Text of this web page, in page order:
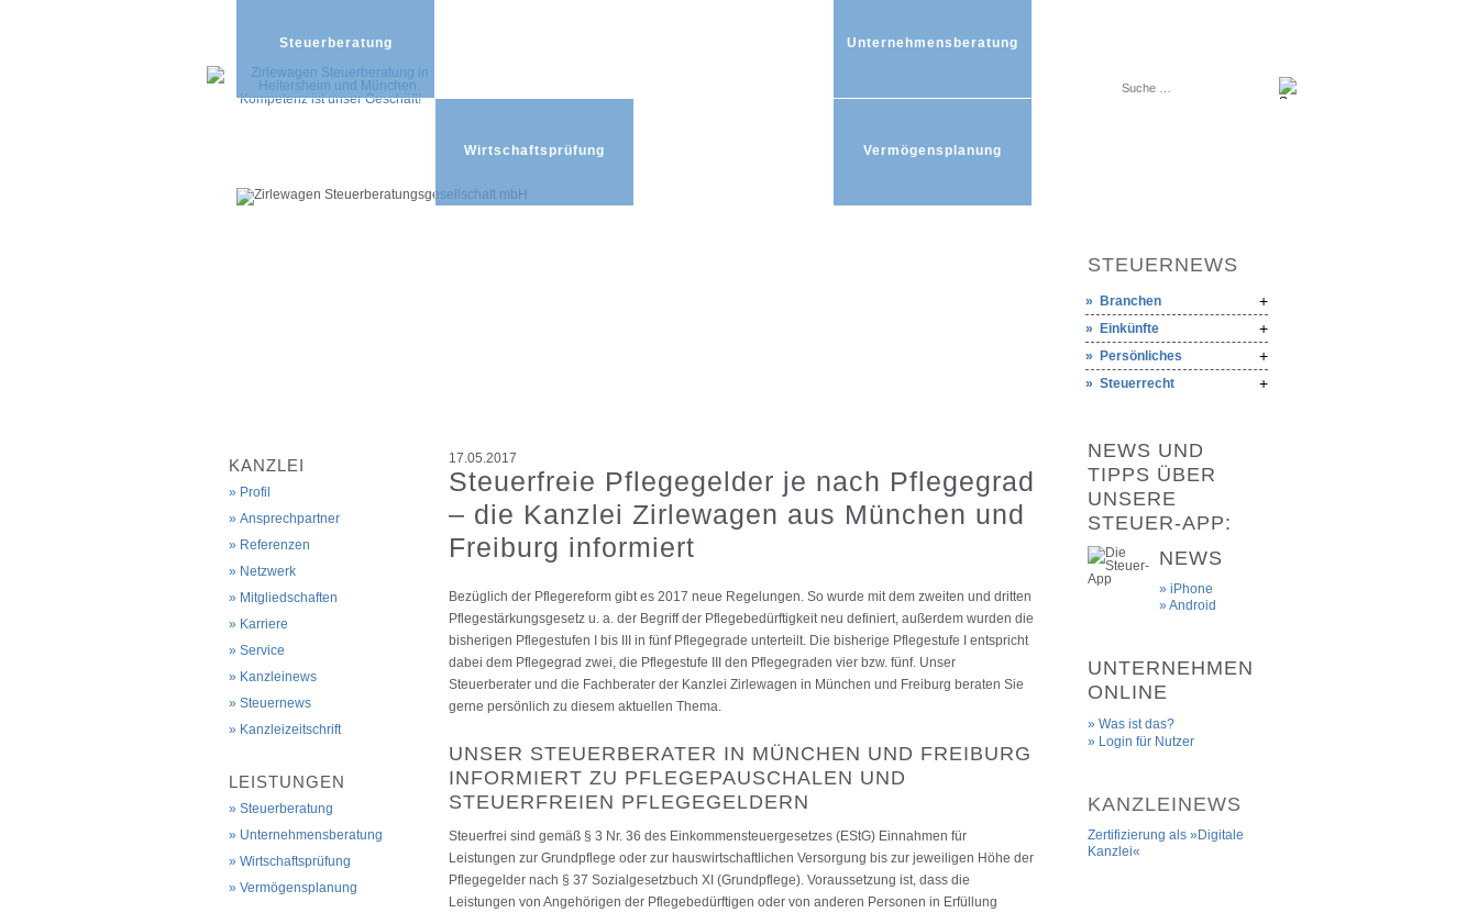
Steuerberatung Unternehmensberatung
Wirtschaftsprüfung Vermögensplanung
KANZLEI
Profil
Ansprechpartner
Referenzen
Netzwerk
Mitgliedschaften
Karriere
Service
Kanzleinews
Steuernews
Kanzleizeitschrift
LEISTUNGEN
Steuerberatung
Unternehmensberatung
Wirtschaftsprüfung
Vermögensplanung
17.05.2017
Steuerfreie Pflegegelder je nach Pflegegrad
– die Kanzlei Zirlewagen aus München und
Freiburg informiert
Bezüglich der Pflegereform gibt es 2017 neue Regelungen. So wurde mit dem zweiten und dritten
Pflegestärkungsgesetz u. a. der Begriff der Pflegebedürftigkeit neu definiert, außerdem wurden die
bisherigen Pflegestufen I bis III in fünf Pflegegrade unterteilt. Die bisherige Pflegestufe I entspricht
dabei dem Pflegegrad zwei, die Pflegestufe III den Pflegegraden vier bzw. fünf. Unser
Steuerberater und die Fachberater der Kanzlei Zirlewagen in München und Freiburg beraten Sie
gerne persönlich zu diesem aktuellen Thema.
UNSER STEUERBERATER IN MÜNCHEN UND FREIBURG
INFORMIERT ZU PFLEGEPAUSCHALEN UND
STEUERFREIEN PFLEGEGELDERN
Steuerfrei sind gemäß § 3 Nr. 36 des Einkommensteuergesetzes (EStG) Einnahmen für
Leistungen zur Grundpflege oder zur hauswirtschaftlichen Versorgung bis zur jeweiligen Höhe der
Pflegegelder nach § 37 Sozialgesetzbuch XI (Grundpflege). Voraussetzung ist, dass die
Leistungen von Angehörigen der Pflegebedürftigen oder von anderen Personen in Erfüllung
STEUERNEWS
Branchen
Einkünfte
Persönliches
Steuerrecht
NEWS UND
TIPPS ÜBER
UNSERE
STEUER-APP:
NEWS
» iPhone
» Android
UNTERNEHMEN
ONLINE
Was ist das?
Login für Nutzer
KANZLEINEWS
Zertifizierung als »Digitale
Kanzlei«